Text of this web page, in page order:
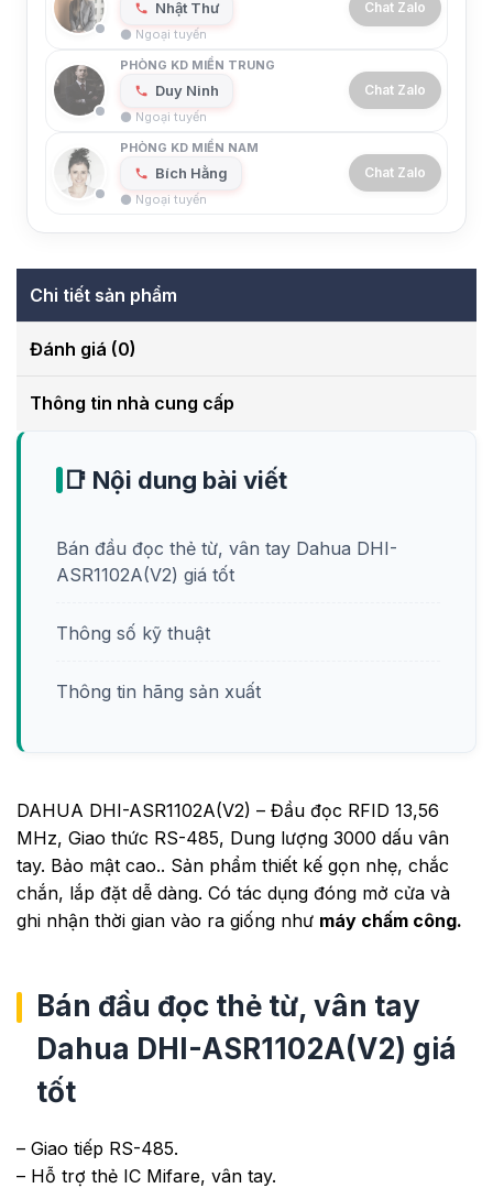
Nhật Thư
⚫ Ngoại tuyến
Chat Zalo
PHÒNG KD MIỀN TRUNG
Duy Ninh
⚫ Ngoại tuyến
Chat Zalo
PHÒNG KD MIỀN NAM
Bích Hằng
⚫ Ngoại tuyến
Chat Zalo
Chi tiết sản phẩm
Đánh giá (0)
Thông tin nhà cung cấp
📑 Nội dung bài viết
Bán đầu đọc thẻ từ, vân tay Dahua DHI-
ASR1102A(V2) giá tốt
Thông số kỹ thuật
Thông tin hãng sản xuất
DAHUA DHI-ASR1102A(V2) – Đầu đọc RFID 13,56
MHz, Giao thức RS-485, Dung lượng 3000 dấu vân
tay. Bảo mật cao.. Sản phẩm thiết kế gọn nhẹ, chắc
chắn, lắp đặt dễ dàng. Có tác dụng đóng mở cửa và
ghi nhận thời gian vào ra giống như máy chấm công.
Bán đầu đọc thẻ từ, vân tay
Dahua DHI-ASR1102A(V2) giá
tốt
– Giao tiếp RS-485.
– Hỗ trợ thẻ IC Mifare, vân tay.